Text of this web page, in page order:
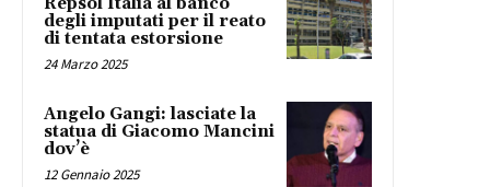
Repsol Italia al banco
degli imputati per il reato
di tentata estorsione
24 Marzo 2025
Angelo Gangi: lasciate la
statua di Giacomo Mancini
dov’è
12 Gennaio 2025